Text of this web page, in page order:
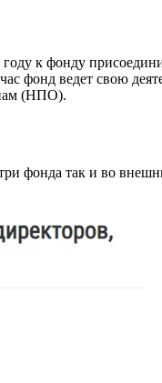
к фонду
фонд ведет свою
(НПО).
фонда так и во